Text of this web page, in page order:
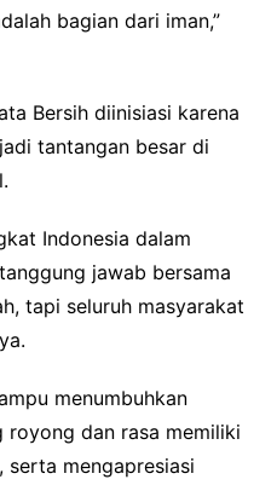
bagian dari iman,”
Bersih diinisiasi karena
tantangan besar di
Indonesia dalam
jawab bersama
tapi seluruh masyarakat
menumbuhkan
dan rasa memiliki
mengapresiasi